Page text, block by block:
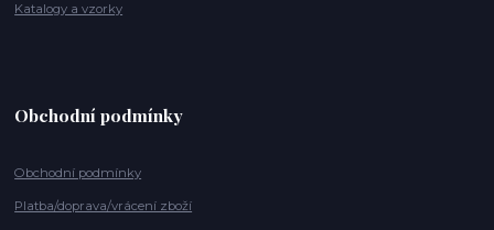
Katalogy a vzorky
Obchodní podmínky
Obchodní podmínky
Platba/doprava/vrácení zboží